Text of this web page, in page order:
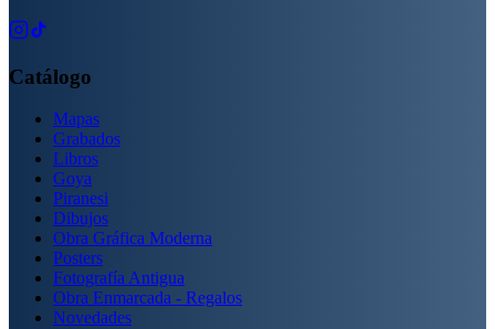
Catálogo
Mapas
Grabados
Libros
Goya
Piranesi
Dibujos
Obra Gráfica Moderna
Posters
Fotografía Antigua
Obra Enmarcada - Regalos
Novedades